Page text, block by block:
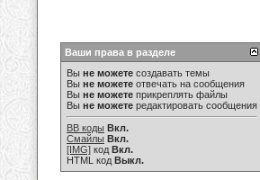
Ваши права в разделе
Вы не можете создавать темы
Вы не можете отвечать на сообщения
Вы не можете прикреплять файлы
Вы не можете редактировать сообщения
BB коды Вкл.
Смайлы Вкл.
[IMG] код Вкл.
HTML код Выкл.